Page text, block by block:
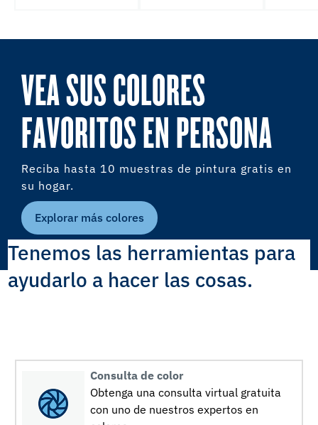
VEA SUS COLORES
FAVORITOS EN PERSONA
Reciba hasta 10 muestras de pintura gratis en
su hogar.
Explorar más colores
Tenemos las herramientas para
ayudarlo a hacer las cosas.
Consulta de color
Obtenga una consulta virtual gratuita
con uno de nuestros expertos en